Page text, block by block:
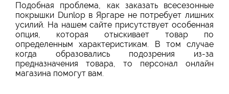
Подобная проблема, как заказать всесезонные
покрышки Dunlop в Яргаре не потребует лишних
усилий. На нашем сайте присутствует особенная
опция, которая отыскивает товар по
определенным характеристикам. В том случае
когда образовались подозрения из-за
предназначения товара, то персонал онлайн
магазина помогут вам.